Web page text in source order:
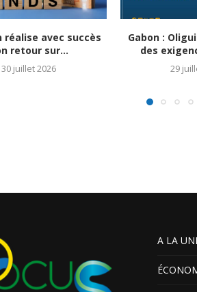
réalise avec succès
retour sur...
30 juillet 2026
Gabon :
des
29
A LA